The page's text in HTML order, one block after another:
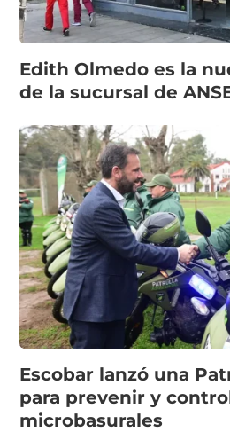
Edith Olmedo es la
de la sucursal de
Escobar lanzó una
para prevenir y
microbasurales